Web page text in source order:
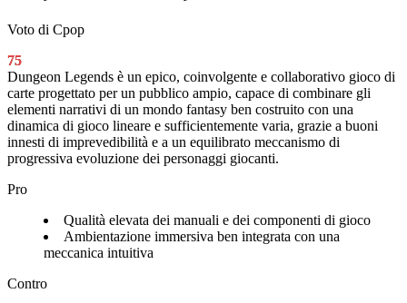
Voto di Cpop
75
Dungeon Legends è un epico, coinvolgente e collaborativo gioco di
carte progettato per un pubblico ampio, capace di combinare gli
elementi narrativi di un mondo fantasy ben costruito con una
dinamica di gioco lineare e sufficientemente varia, grazie a buoni
innesti di imprevedibilità e a un equilibrato meccanismo di
progressiva evoluzione dei personaggi giocanti.
Pro
Qualità elevata dei manuali e dei componenti di gioco
Ambientazione immersiva ben integrata con una
meccanica intuitiva
Contro